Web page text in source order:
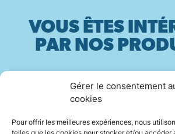
Gérer le consentement
cookies
Pour offrir les meilleures expériences, nous
VOUS ÊTES
PAR NOS
Contactez-nous